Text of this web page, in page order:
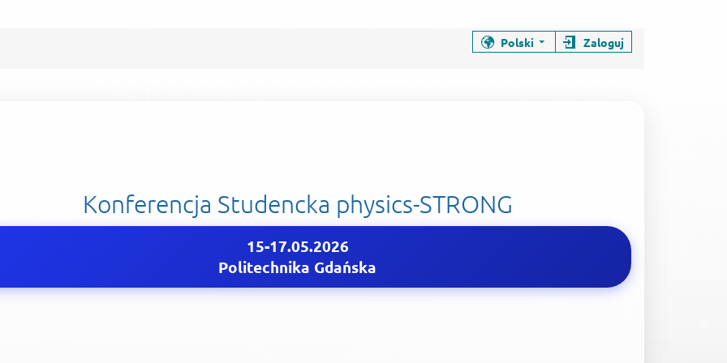
Polski Zaloguj
Konferencja Studencka physics-STRONG